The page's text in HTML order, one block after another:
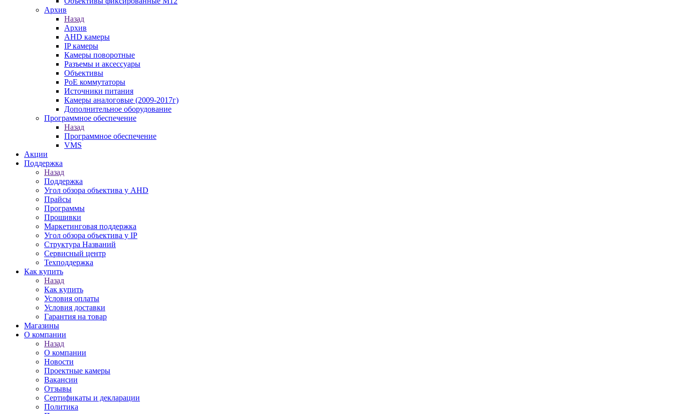
Архив
Назад
Архив
AHD камеры
IP камеры
Камеры поворотные
Разъемы и аксессуары
Объективы
PoE коммутаторы
Источники питания
Камеры аналоговые (2009-2017г)
Дополнительное оборудование
Программное обеспечение
Назад
Программное обеспечение
VMS
Акции
Поддержка
Назад
Поддержка
Угол обзора объектива у AHD
Прайсы
Программы
Прошивки
Маркетинговая поддержка
Угол обзора объектива у IP
Структура Названий
Сервисный центр
Техподдержка
Как купить
Назад
Как купить
Условия оплаты
Условия доставки
Гарантия на товар
Магазины
О компании
Назад
О компании
Новости
Проектные камеры
Вакансии
Отзывы
Сертификаты и декларации
Политика